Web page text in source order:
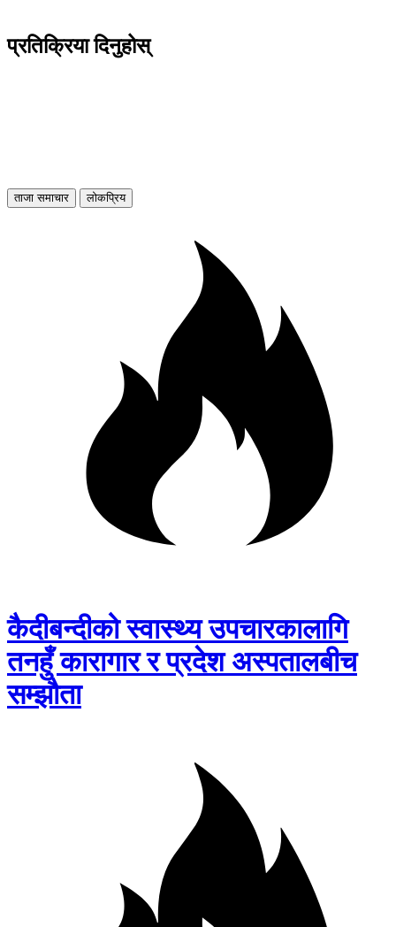
प्रतिक्रिया दिनुहोस्
ताजा समाचार लोकप्रिय
कैदीबन्दीको स्वास्थ्य उपचारकालागि
तनहुँ कारागार र प्रदेश अस्पतालबीच
सम्झौता